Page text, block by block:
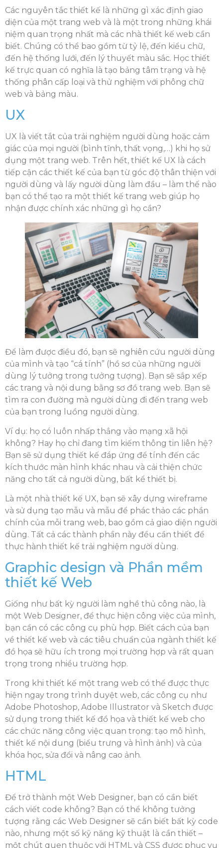
Các nguyên tắc thiết kế là những gì xác định giao
diện của một trang web và là một trong những khái
niệm quan trọng nhất mà các nhà thiết kế web cần
biết. Chúng có thể bao gồm từ tỷ lệ, đến kiểu chữ,
đến hệ thống lưới, đến lý thuyết màu sắc. Học thiết
kế trực quan có nghĩa là tạo bảng tâm trạng và hệ
thống phân cấp loại và thử nghiệm với phông chữ
web và bảng màu.
UX
UX là viết tắt của trải nghiệm người dùng hoặc cảm
giác của mọi người (bình tĩnh, thất vọng,…) khi họ sử
dụng một trang web. Trên hết, thiết kế UX là cách
tiếp cận các thiết kế của bạn từ góc độ thân thiện với
người dùng và lấy người dùng làm đầu – làm thế nào
bạn có thể tạo ra một thiết kế trang web giúp họ
nhận được chính xác những gì họ cần?
Để làm được điều đó, bạn sẽ nghiên cứu người dùng
của mình và tạo “cá tính” (hồ sơ của những người
dùng lý tưởng trong tưởng tượng). Bạn sẽ sắp xếp
các trang và nội dung bằng sơ đồ trang web. Bạn sẽ
tìm ra con đường mà người dùng đi đến trang web
của bạn trong luồng người dùng.
Ví dụ: họ có luôn nhấp thẳng vào mạng xã hội
không? Hay họ chỉ đang tìm kiếm thông tin liên hệ?
Bạn sẽ sử dụng thiết kế đáp ứng để tính đến các
kích thước màn hình khác nhau và cải thiện chức
năng cho tất cả người dùng, bất kể thiết bị.
Là một nhà thiết kế UX, bạn sẽ xây dựng wireframe
và sử dụng tạo mẫu và mẫu để phác thảo các phần
chính của mỗi trang web, bao gồm cả giao diện người
dùng. Tất cả các thành phần này đều cần thiết để
thực hành thiết kế trải nghiệm người dùng.
Graphic design và Phần mềm
thiết kế Web
Giống như bất kỳ người làm nghề thủ công nào, là
một Web Designer, để thực hiện công việc của mình,
bạn cần có các công cụ phù hợp. Biết cách của bạn
về thiết kế web và các tiêu chuẩn của ngành thiết kế
đồ họa sẽ hữu ích trong mọi trường hợp và rất quan
trọng trong nhiều trường hợp.
Trong khi thiết kế một trang web có thể được thực
hiện ngay trong trình duyệt web, các công cụ như
Adobe Photoshop, Adobe Illustrator và Sketch được
sử dụng trong thiết kế đồ họa và thiết kế web cho
các chức năng công việc quan trọng: tạo mô hình,
thiết kế nội dung (biểu trưng và hình ảnh) và của
khóa học, sửa đổi và nâng cao ảnh.
HTML
Để trở thành một Web Designer, bạn có cần biết
cách viết code không? Bạn có thể không tưởng
tượng rằng các Web Designer sẽ cần biết bất kỳ code
nào, nhưng một số kỹ năng kỹ thuật là cần thiết –
một chút quen thuộc với HTML và CSS được phục vụ